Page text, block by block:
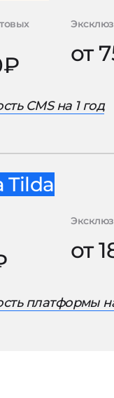
от
CMS на 1 год
Tilda
от
платформы